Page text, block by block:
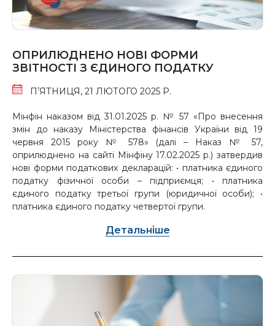
ОПРИЛЮДНЕНО НОВІ ФОРМИ
ЗВІТНОСТІ З ЄДИНОГО ПОДАТКУ
ПʼЯТНИЦЯ, 21 ЛЮТОГО 2025 Р.
Мінфін наказом від 31.01.2025 р. № 57 «Про внесення
змін до наказу Міністерства фінансів України від 19
червня 2015 року № 578» (далі – Наказ № 57,
оприлюднено на сайті Мінфіну 17.02.2025 р.) затвердив
нові форми податкових декларацій: • платника єдиного
податку фізичної особи – підприємця; • платника
єдиного податку третьої групи (юридичної особи); •
платника єдиного податку четвертої групи.
Детальніше